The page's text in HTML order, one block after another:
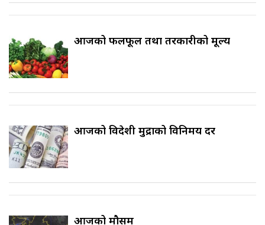
आजको फलफूल तथा तरकारीको मूल्य
आजको विदेशी मुद्राको विनिमय दर
आजको मौसम